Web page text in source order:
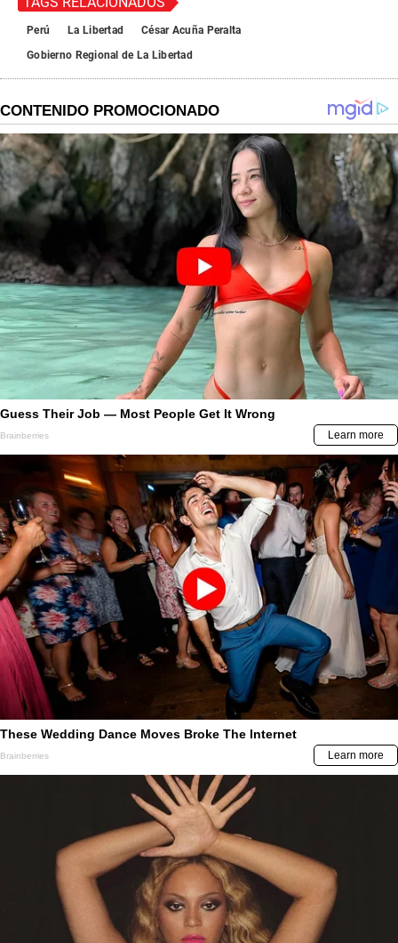
Perú La Libertad
César Acuña Peralta
Gobierno Regional de La Libertad